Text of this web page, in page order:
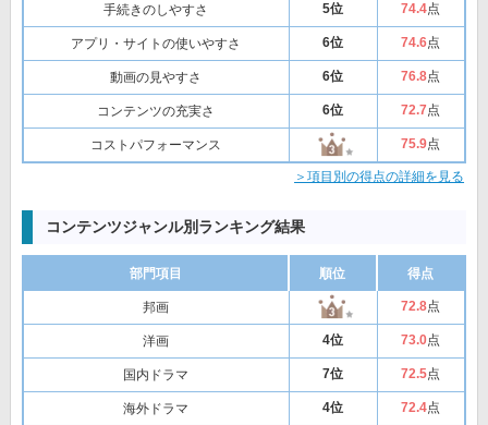
手続きのしやすさ 5位 74.4点
アプリ・サイトの使いやすさ 6位 74.6点
動画の見やすさ 6位 76.8点
コンテンツの充実さ 6位 72.7点
コストパフォーマンス 75.9点
＞項目別の得点の詳細を見る
コンテンツジャンル別ランキング結果
部門項目 順位 得点
邦画 72.8点
洋画 4位 73.0点
国内ドラマ 7位 72.5点
海外ドラマ 4位 72.4点